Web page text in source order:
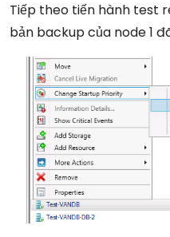
Tiếp theo tiến hành test
bản backup của node 1